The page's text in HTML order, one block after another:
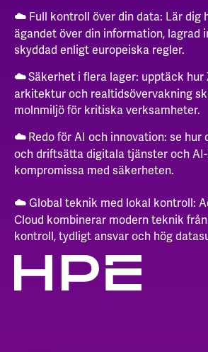
☁️ Full kontroll över din data: Lär dig
ägandet över din information, lagrad
skyddad enligt europeiska regler.
☁️Säkerhet i flera lager: upptäck hur
arkitektur och realtidsövervakning
molnmiljö för kritiska verksamheter.
☁️ Redo för AI och innovation: se hur
och driftsätta digitala tjänster och
kompromissa med säkerheten.
☁️ Global teknik med lokal kontroll:
Cloud kombinerar modern teknik
kontroll, tydligt ansvar och hög